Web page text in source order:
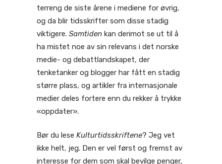
terreng de siste årene i mediene for øvrig,
og da blir tidsskrifter som disse stadig
viktigere. Samtiden kan derimot se ut til å
ha mistet noe av sin relevans i det norske
medie- og debattlandskapet, der
tenketanker og blogger har fått en stadig
større plass, og artikler fra internasjonale
medier deles fortere enn du rekker å trykke
«oppdater».
Bør du lese Kulturtidsskriftene? Jeg vet
ikke helt, jeg. Den er vel først og fremst av
interesse for dem som skal bevilge penger,